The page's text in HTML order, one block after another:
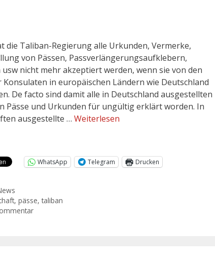
die Taliban-Regierung alle Urkunden, Vermerke,
von Pässen, Passverlängerungsaufklebern,
nicht mehr akzeptiert werden, wenn sie von den
in europäischen Ländern wie Deutschland
De facto sind damit alle in Deutschland ausgestellten
Pässe und Urkunden für ungültig erklärt worden. In
ausgestellte … Weiterlesen
WhatsApp Telegram Drucken
,pässe,taliban